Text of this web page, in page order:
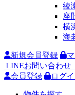
綾
座
横
海
新規会員登録
LINEお問い合わせ
会員登録
ログ